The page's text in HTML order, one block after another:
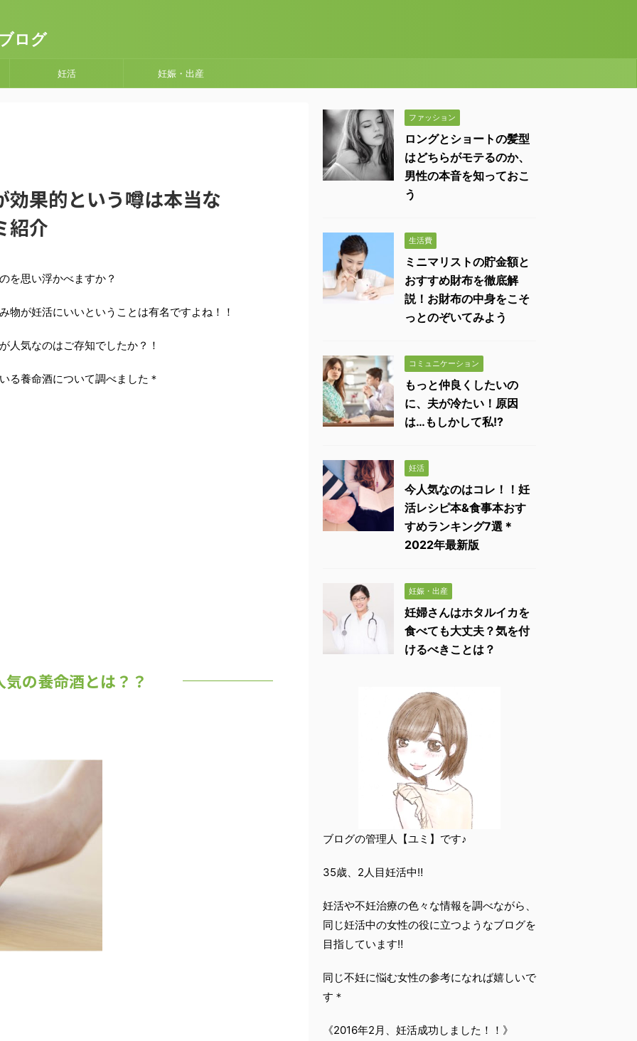
ログ
妊活 妊娠・出産
果的という噂は本当な
紹介
を思い浮かべますか？
物が妊活にいいということは有名ですよね！！
人気なのはご存知でしたか？！
る養命酒について調べました＊
の養命酒とは？？
ファッション
ロングとショートの髪型
はどちらがモテるのか、
男性の本音を知っておこ
う
生活費
ミニマリストの貯金額と
おすすめ財布を徹底解
説！お財布の中身をこそ
っとのぞいてみよう
コミュニケーション
もっと仲良くしたいの
に、夫が冷たい！原因
は…もしかして私!?
妊活
今人気なのはコレ！！妊
活レシピ本&食事本おす
すめランキング7選＊
2022年最新版
妊娠・出産
妊婦さんはホタルイカを
食べても大丈夫？気を付
けるべきことは？
ブログの管理人【ユミ】です♪
35歳、2人目妊活中‼︎
妊活や不妊治療の色々な情報を調べながら、
同じ妊活中の女性の役に立つようなブログを
目指しています‼︎
同じ不妊に悩む女性の参考になれば嬉しいで
す＊
《2016年2月、妊活成功しました！！》